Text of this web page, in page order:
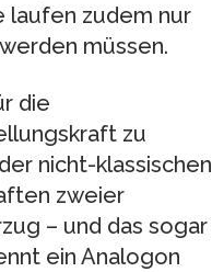
laufen zudem nur
müssen.
die
zu
nicht-klassischen
zweier
– und das sogar
ein Analogon